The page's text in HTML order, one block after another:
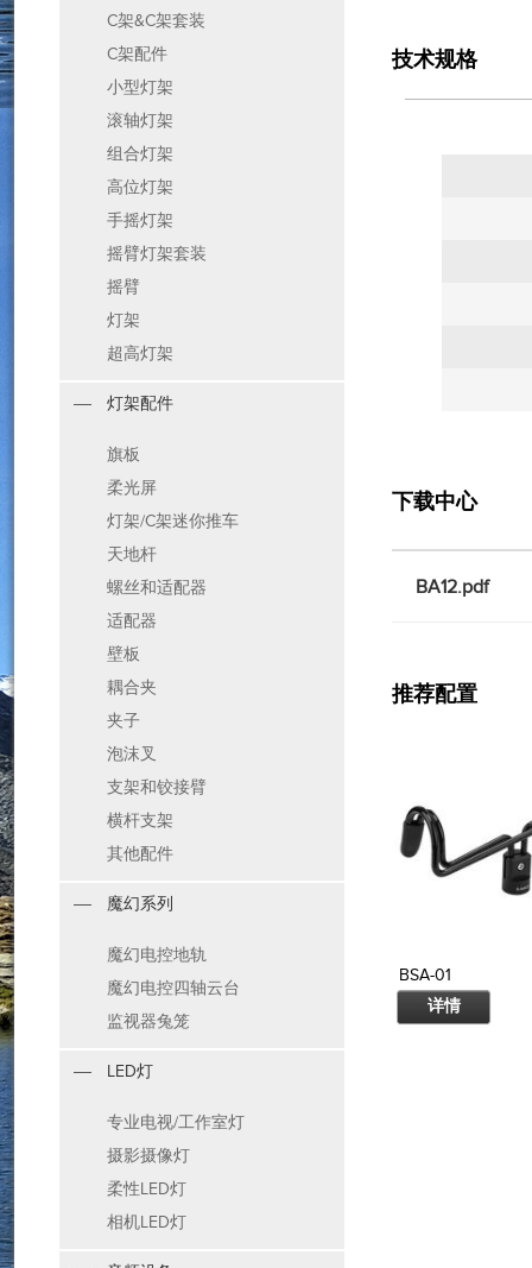
C架&C架套装
C架配件
小型灯架
滚轴灯架
组合灯架
高位灯架
手摇灯架
摇臂灯架套装
摇臂
灯架
超高灯架
灯架配件
旗板
柔光屏
灯架/C架迷你推车
天地杆
螺丝和适配器
适配器
壁板
耦合夹
夹子
泡沫叉
支架和铰接臂
横杆支架
其他配件
魔幻系列
魔幻电控地轨
魔幻电控四轴云台
监视器兔笼
LED灯
专业电视/工作室灯
摄影摄像灯
柔性LED灯
相机LED灯
技术规格
下载中心
BA12.pdf
推荐配置
BSA-01
详情